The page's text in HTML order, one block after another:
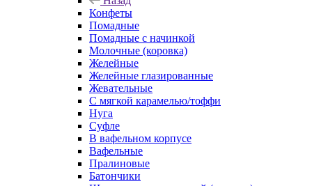
Конфеты
Помадные
Помадные с начинкой
Молочные (коровка)
Желейные
Желейные глазированные
Жевательные
С мягкой карамелью/тоффи
Нуга
Суфле
В вафельном корпусе
Вафельные
Пралиновые
Батончики